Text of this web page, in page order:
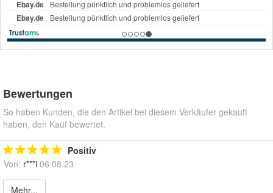
Bewertungen
So haben Kunden, die den Artikel bei diesem Verkäufer gekauft
haben, den Kauf bewertet.
Positiv
Von: r***i 06.08.23
Mehr...